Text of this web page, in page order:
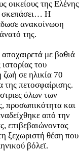
οικείους της Ελένης
σκεπάσει… Η
ανακοίνωση
της.
με βαθιά
του
σε ηλικία 70
της πετοσφαίρισης.
όλων των
προσωπικότητα και
από την
επιβεβαιώνοντας
ξεχωριστή θέση που
βόλεϊ.